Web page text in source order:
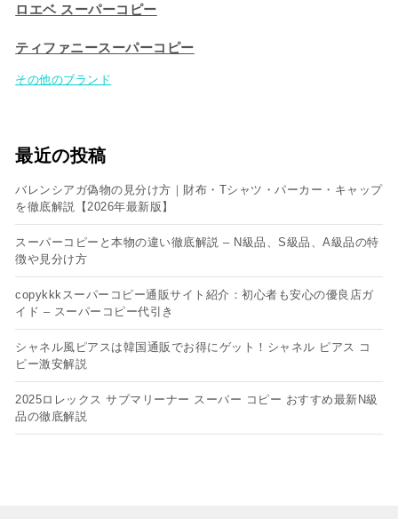
ロエベ スーパーコピー
ティファニースーパーコピー
その他のブランド
最近の投稿
バレンシアガ偽物の見分け方｜財布・Tシャツ・パーカー・キャップ
を徹底解説【2026年最新版】
スーパーコピーと本物の違い徹底解説 – N級品、S級品、A級品の特
徴や見分け方
copykkkスーパーコピー通販サイト紹介：初心者も安心の優良店ガ
イド – スーパーコピー代引き
シャネル風ピアスは韓国通販でお得にゲット！シャネル ピアス コ
ピー​激安解説
2025ロレックス サブマリーナー スーパー コピー おすすめ最新N級
品の徹底解説